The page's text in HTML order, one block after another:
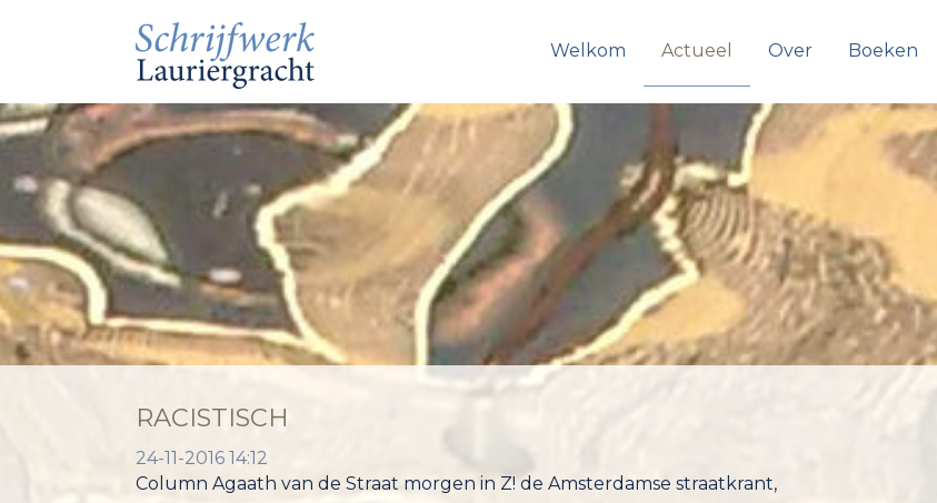
Welkom Actueel Over Boeken
RACISTISCH
24-11-2016 14:12
Column Agaath van de Straat morgen in Z! de Amsterdamse straatkrant,